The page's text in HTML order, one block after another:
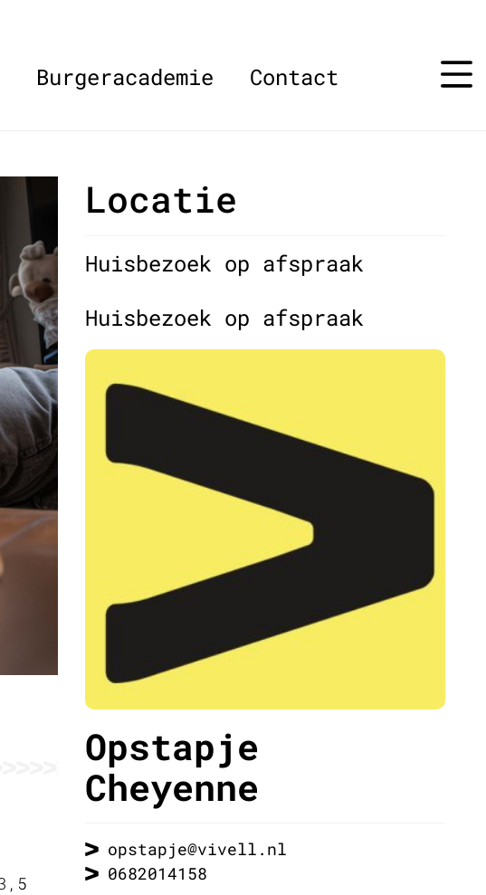
Burgeracademie Contact
Locatie
Huisbezoek op afspraak
Huisbezoek op afspraak
Opstapje
Cheyenne
opstapje@vivell.nl
0682014158